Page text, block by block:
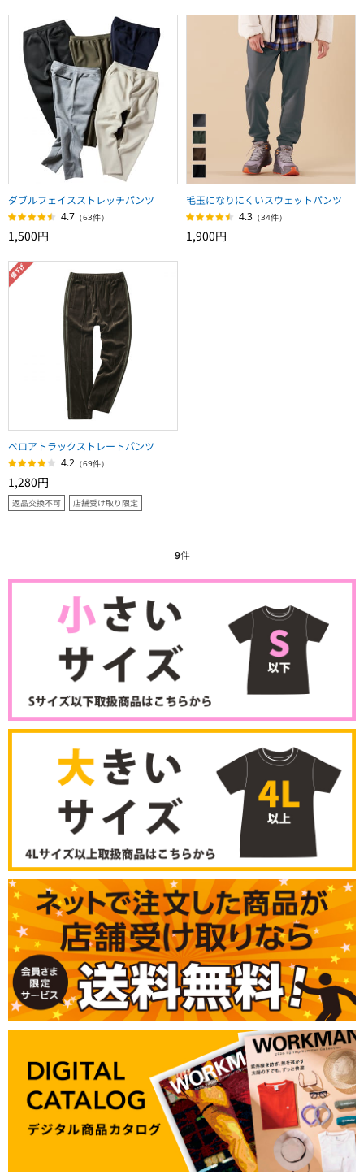
ダブルフェイスストレッチパンツ
4.7 （63件）
1,500円
毛玉になりにくいスウェットパンツ
4.3 （34件）
1,900円
ベロアトラックストレートパンツ
4.2 （69件）
1,280円
返品交換不可 店舗受け取り限定
9件